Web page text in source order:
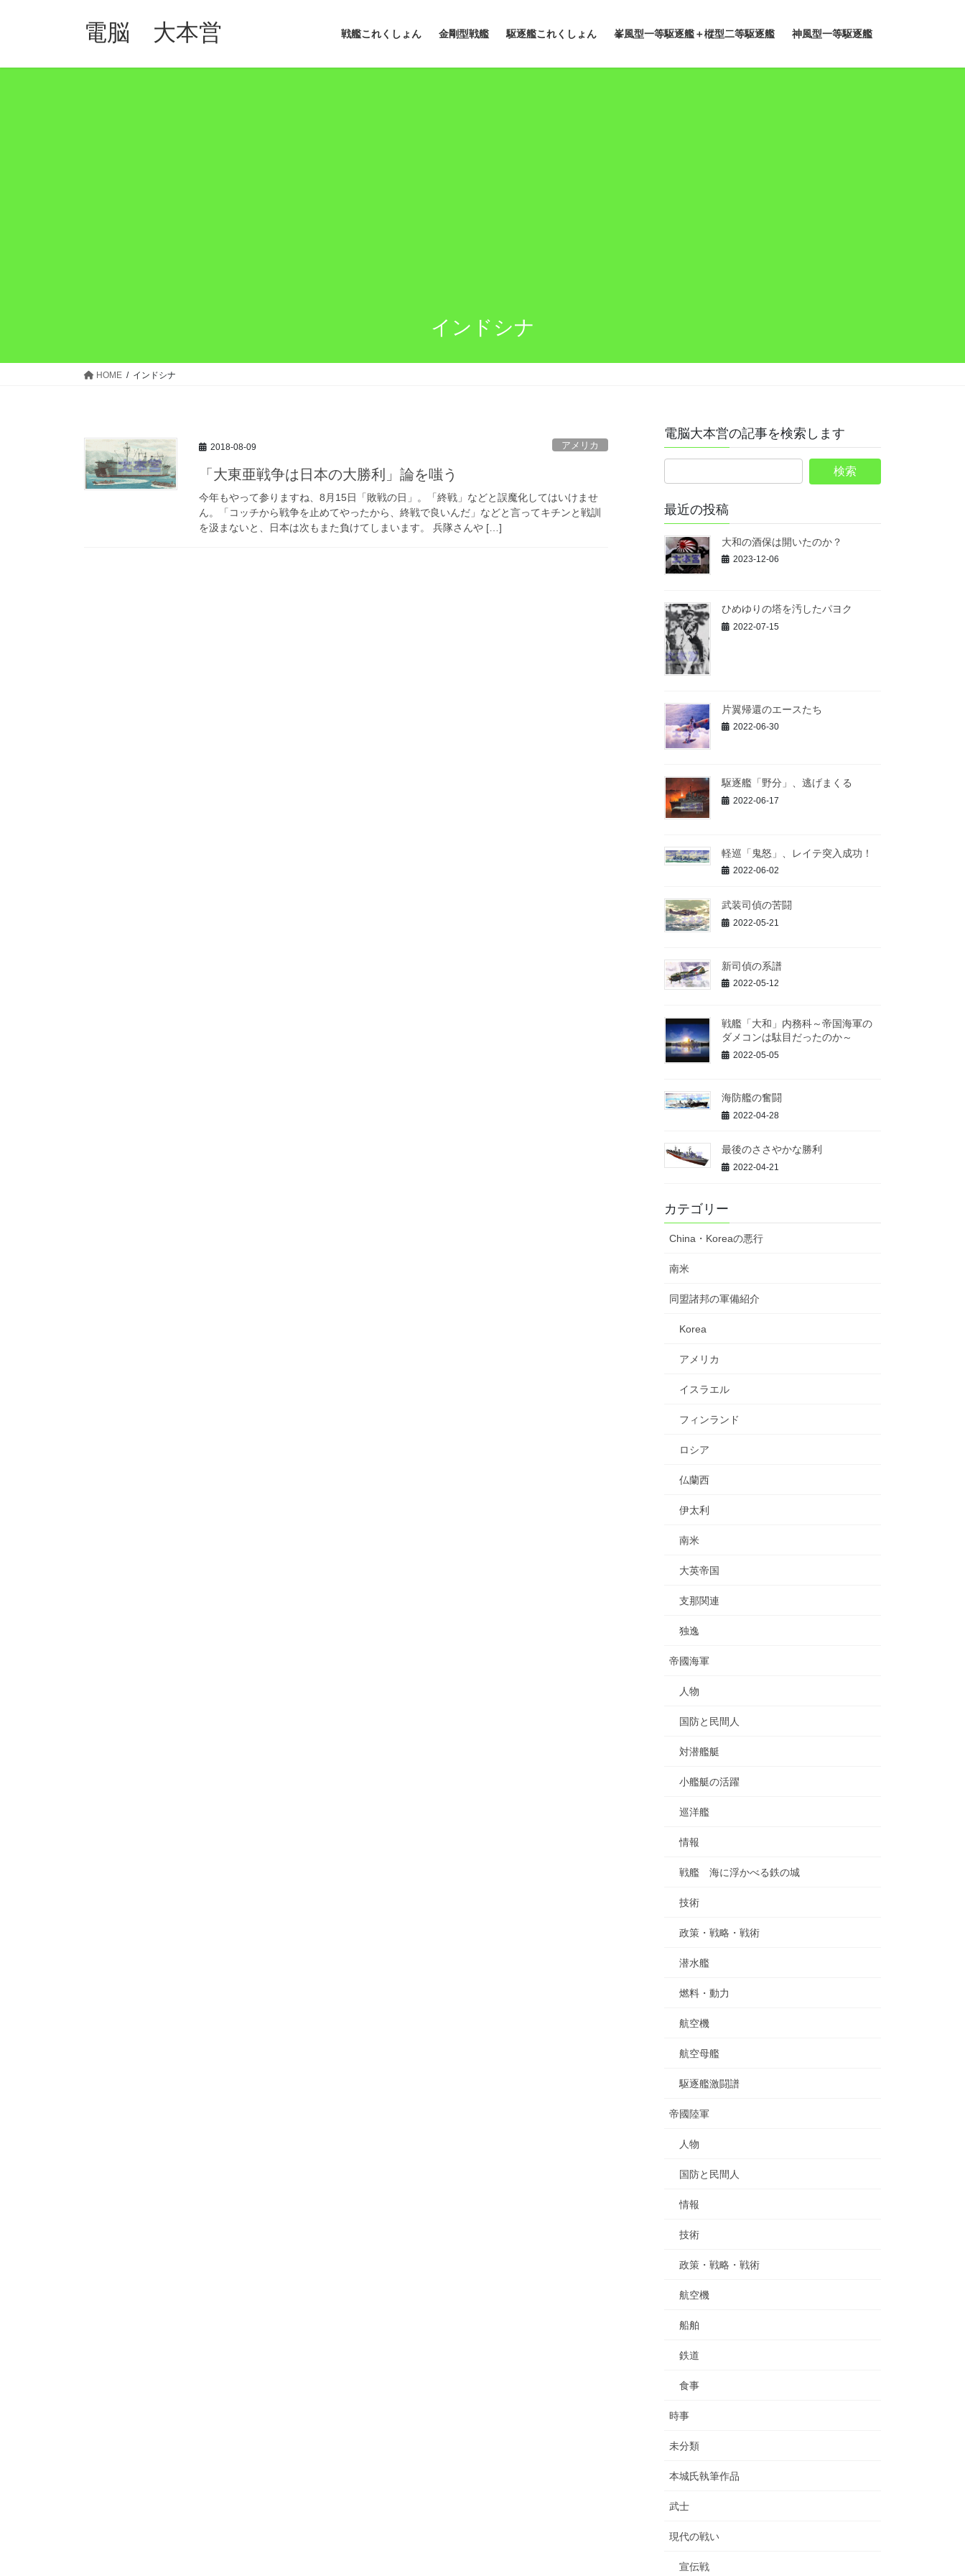
電脳 大本営 戦艦これくしょん 金剛型戦艦 駆逐艦これくしょん 峯風型一等駆逐艦＋樅型二等駆逐艦 神風型一等駆逐艦
インドシナ
HOME インドシナ
2018-08-09 アメリカ
「大東亜戦争は日本の大勝利」論を嗤う
今年もやって参りますね、8月15日「敗戦の日」。「終戦」などと誤魔化してはいけませ
ん。「コッチから戦争を止めてやったから、終戦で良いんだ」などと言ってキチンと戦訓
を汲まないと、日本は次もまた負けてしまいます。 兵隊さんや […]
電脳大本営の記事を検索します
最近の投稿
大和の酒保は開いたのか？
2023-12-06
ひめゆりの塔を汚したパヨク
2022-07-15
片翼帰還のエースたち
2022-06-30
駆逐艦「野分」、逃げまくる
2022-06-17
軽巡「鬼怒」、レイテ突入成功！
2022-06-02
武装司偵の苦闘
2022-05-21
新司偵の系譜
2022-05-12
戦艦「大和」内務科～帝国海軍の
ダメコンは駄目だったのか～
2022-05-05
海防艦の奮闘
2022-04-28
最後のささやかな勝利
2022-04-21
カテゴリー
China・Koreaの悪行
南米
同盟諸邦の軍備紹介
Korea
アメリカ
イスラエル
フィンランド
ロシア
仏蘭西
伊太利
南米
大英帝国
支那関連
独逸
帝國海軍
人物
国防と民間人
対潜艦艇
小艦艇の活躍
巡洋艦
情報
戦艦 海に浮かべる鉄の城
技術
政策・戦略・戦術
潜水艦
燃料・動力
航空機
航空母艦
駆逐艦激闘譜
帝國陸軍
人物
国防と民間人
情報
技術
政策・戦略・戦術
航空機
船舶
鉄道
食事
時事
未分類
本城氏執筆作品
武士
現代の戦い
宣伝戦